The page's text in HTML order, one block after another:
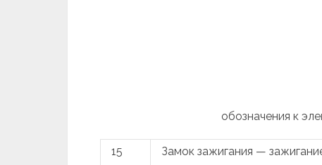
обозначения к
15 Замок зажигания —